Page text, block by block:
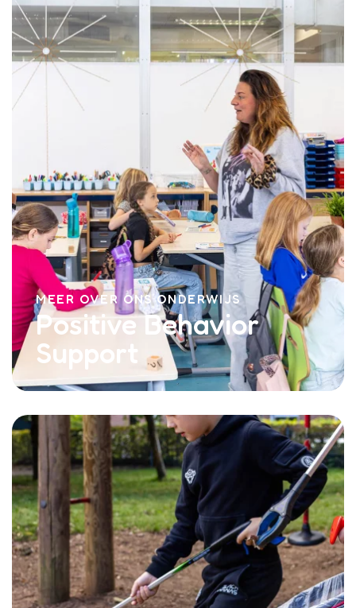
MEER OVER ONS ONDERWIJS
Positive Behavior
Support